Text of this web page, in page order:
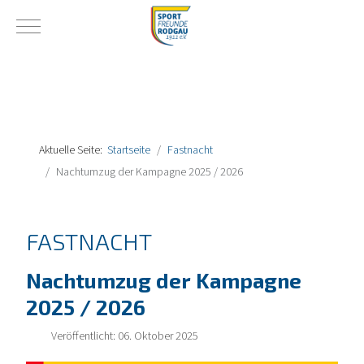
Mobile Menu Toggle
Aktuelle Seite: Startseite
Fastnacht
Nachtumzug der Kampagne 2025 / 2026
FASTNACHT
Nachtumzug der Kampagne
2025 / 2026
Veröffentlicht: 06. Oktober 2025